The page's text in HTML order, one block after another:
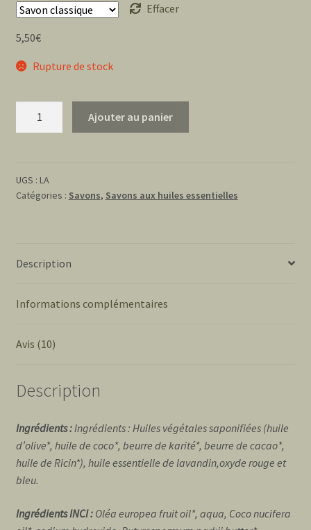
Effacer
5,50€
Rupture de stock
-
décontractant
Ajouter au panier
UGS : LA
Catégories : Savons, Savons aux huiles essentielles
Description
Informations complémentaires
Avis (10)
Description
Ingrédients :Ingrédients : Huiles végétales saponifiées (huile
d’olive*, huile de coco*, beurre de karité*, beurre de cacao*,
huile de Ricin*), huile essentielle de lavandin,oxyde rouge et
bleu.
Ingrédients INCI :Oléa europea fruit oil*, aqua, Coco nucifera